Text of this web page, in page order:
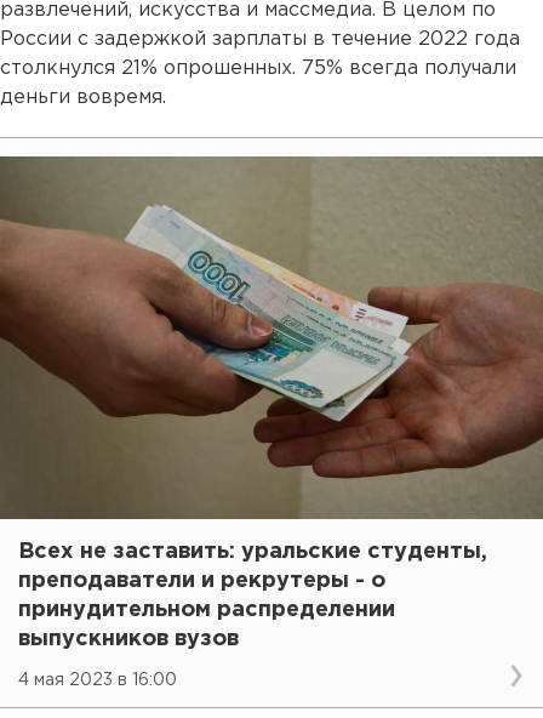
развлечений, искусства и массмедиа. В целом по
России с задержкой зарплаты в течение 2022 года
столкнулся 21% опрошенных. 75% всегда получали
деньги вовремя.
Всех не заставить: уральские студенты,
преподаватели и рекрутеры - о
принудительном распределении
выпускников вузов
4 мая 2023 в 16:00